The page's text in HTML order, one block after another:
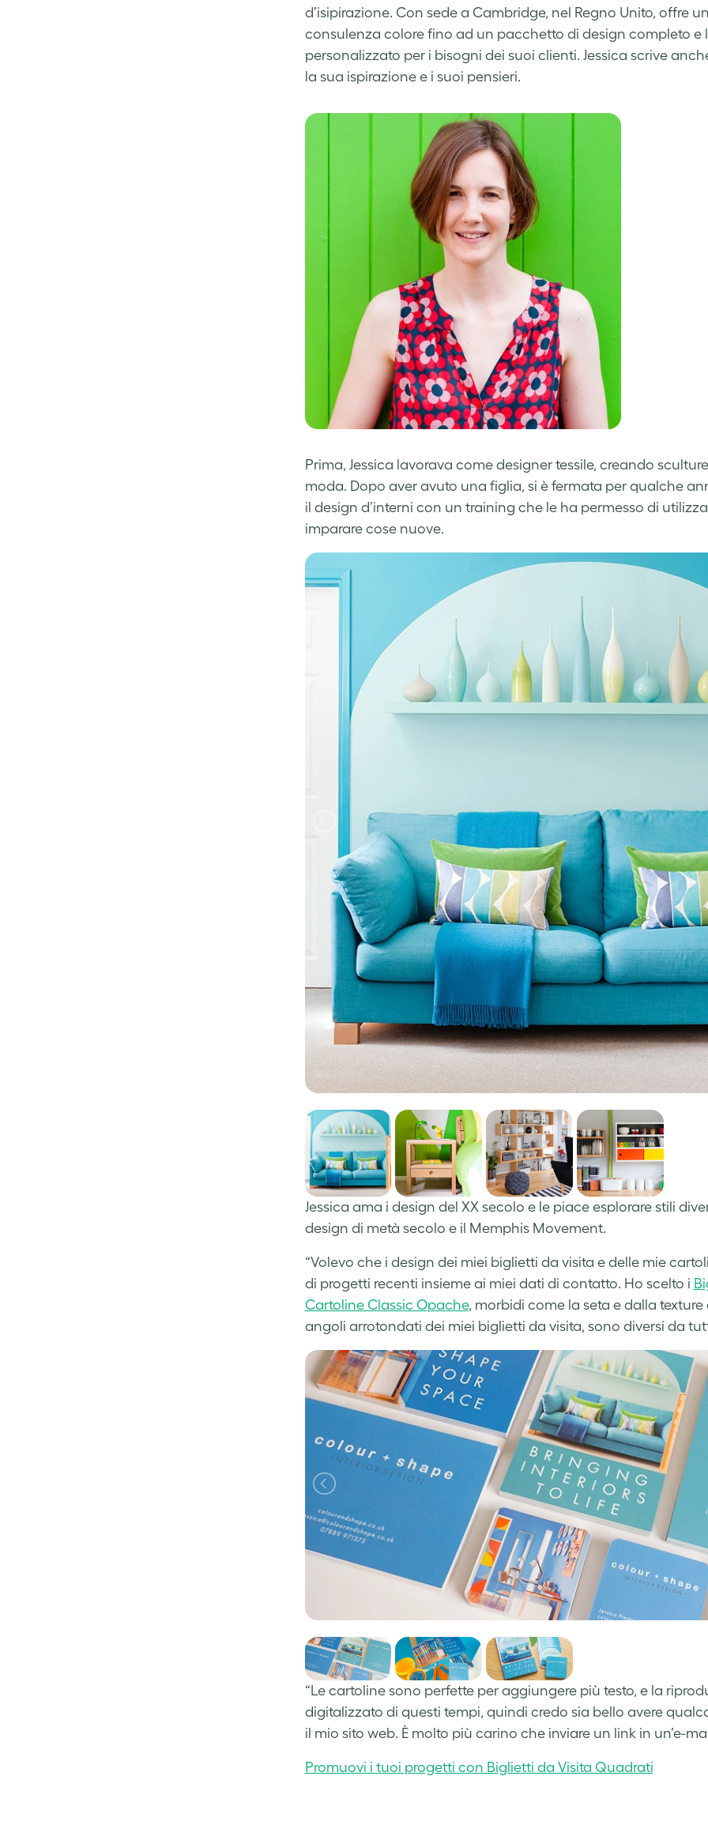
d’isipirazione. Con sede a Cambridge, nel Regno Unito, offre
consulenza colore fino ad un pacchetto di design completo
personalizzato per i bisogni dei suoi clienti. Jessica scrive
la sua ispirazione e i suoi pensieri.
Prima, Jessica lavorava come designer tessile, creando
moda. Dopo aver avuto una figlia, si è fermata per qualche
il design d’interni con un training che le ha permesso di
imparare cose nuove.
Jessica ama i design del XX secolo e le piace esplorare stili
design di metà secolo e il Memphis Movement.
“Volevo che i design dei miei biglietti da visita e delle mie
di progetti recenti insieme ai miei dati di contatto. Ho scelto i
Cartoline Classic Opache, morbidi come la seta e dalla
angoli arrotondati dei miei biglietti da visita, sono diversi da
“Le cartoline sono perfette per aggiungere più testo, e la
digitalizzato di questi tempi, quindi credo sia bello avere
il mio sito web. È molto più carino che inviare un link in un’e-
Promuovi i tuoi progetti con Biglietti da Visita Quadrati